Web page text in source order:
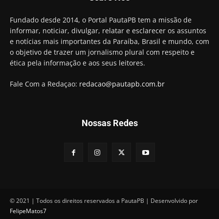
Hugo Motta retira projeto que permitia bancos
"confiscar" dinheiro de clientes
01:49
Descaso da gestão Panta deixa crianças e
professoras 'ilhadas' em creche
00:16
Fundado desde 2014, o Portal PautaPB tem a missão de
informar, noticiar, divulgar, relatar e esclarecer os assuntos
e notícias mais importantes da Paraíba, Brasil e mundo, com
o objetivo de trazer um jornalismo plural com respeito e
ética pela informação e aos seus leitores.
Fale Com a Redaçao: redacao@pautapb.com.br
Nossas Redes
© 2021 | Todos os direitos reservados a PautaPB | Desenvolvido por
FelipeMatos7